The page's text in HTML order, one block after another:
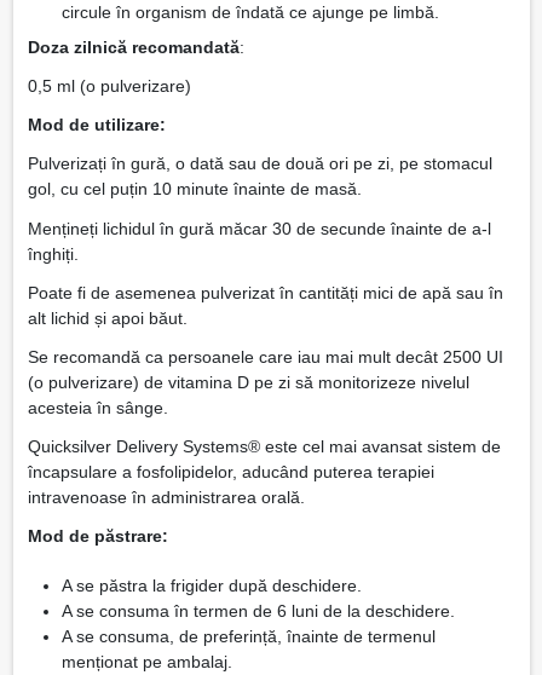
circule în organism de îndată ce ajunge pe limbă.
Doza zilnică recomandată:
0,5 ml (o pulverizare)
Mod de utilizare:
Pulverizați în gură, o dată sau de două ori pe zi, pe stomacul
gol, cu cel puțin 10 minute înainte de masă.
Mențineți lichidul în gură măcar 30 de secunde înainte de a-l
înghiți.
Poate fi de asemenea pulverizat în cantități mici de apă sau în
alt lichid și apoi băut.
Se recomandă ca persoanele care iau mai mult decât 2500 UI
(o pulverizare) de vitamina D pe zi să monitorizeze nivelul
acesteia în sânge.
Quicksilver Delivery Systems® este cel mai avansat sistem de
încapsulare a fosfolipidelor, aducând puterea terapiei
intravenoase în administrarea orală.
Mod de păstrare:
A se păstra la frigider după deschidere.
A se consuma în termen de 6 luni de la deschidere.
A se consuma, de preferință, înainte de termenul
menționat pe ambalaj.